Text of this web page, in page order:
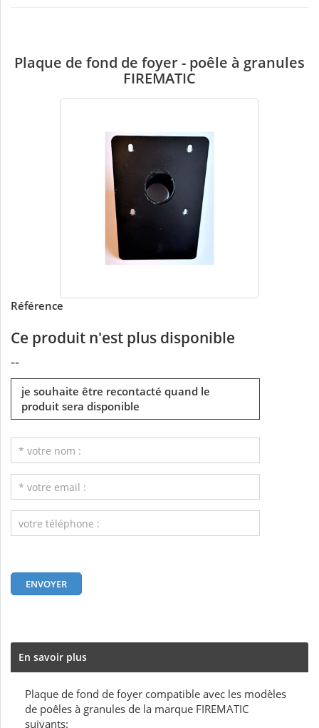
Plaque de fond de foyer - poêle à granules
FIREMATIC
Référence
Ce produit n'est plus disponible
--
je souhaite être recontacté quand le
produit sera disponible
En savoir plus
Plaque de fond de foyer compatible avec les modèles
de poêles à granules de la marque FIREMATIC
suivants: